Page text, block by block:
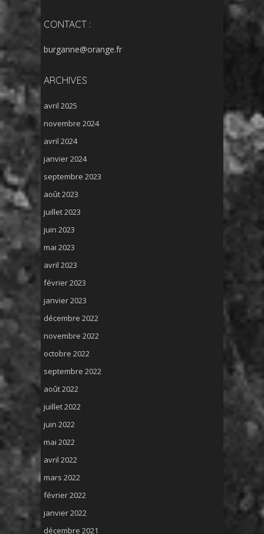
CONTACT :
burganne@orange.fr
ARCHIVES
avril 2025
novembre 2024
avril 2024
janvier 2024
septembre 2023
août 2023
juillet 2023
juin 2023
mai 2023
avril 2023
février 2023
janvier 2023
décembre 2022
novembre 2022
octobre 2022
septembre 2022
août 2022
juillet 2022
juin 2022
mai 2022
avril 2022
mars 2022
février 2022
janvier 2022
décembre 2021